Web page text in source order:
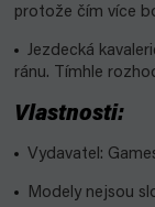
protože čím více
Jezdecká
ránu. Tímhle
Vlastnosti:
Vydavatel:
Modely nejsou